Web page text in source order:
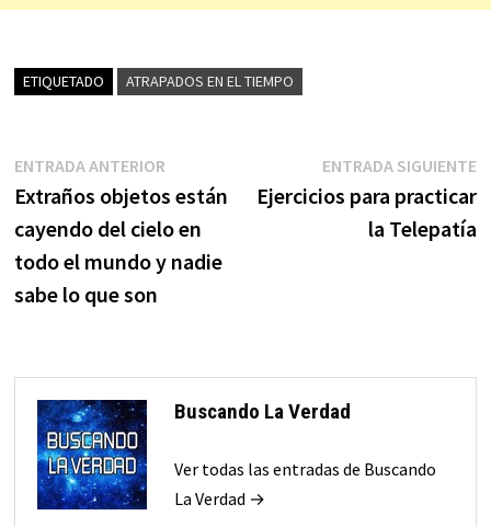
ETIQUETADO ATRAPADOS EN EL TIEMPO
Navegación
de
entradas
ENTRADA ANTERIOREntrada
anterior:
Extraños objetos están
cayendo del cielo en
todo el mundo y nadie
sabe lo que son
ENTRADA SIGUIENTE
Ejercicios para practicar
la Telepatía
Buscando La Verdad
Ver todas las entradas de Buscando
La Verdad →